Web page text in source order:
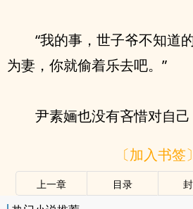
“我的事，世子爷不知道
为妻，你就偷着乐去吧。”
尹素婳也没有吝惜对自己
〔加入书签〕
上一章 目录